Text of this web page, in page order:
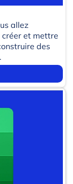
allez
et mettre
des